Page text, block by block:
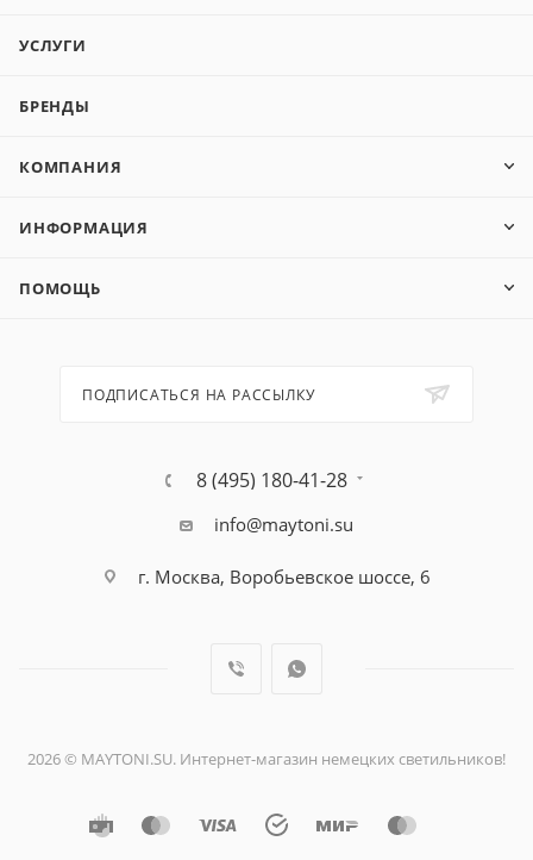
УСЛУГИ
БРЕНДЫ
КОМПАНИЯ
ИНФОРМАЦИЯ
ПОМОЩЬ
ПОДПИСАТЬСЯ НА РАССЫЛКУ
8 (495) 180-41-28
info@maytoni.su
г. Москва, Воробьевское шоссе, 6
2026 © MAYTONI.SU. Интернет-магазин немецких светильников!